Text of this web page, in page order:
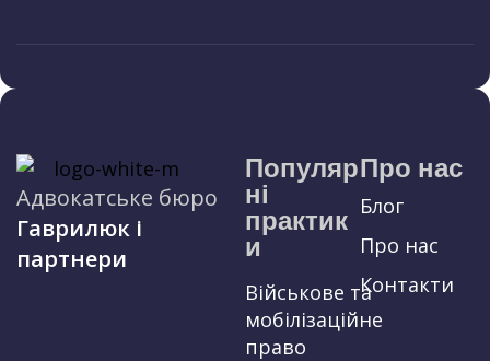
Адвокатське бюро
Гаврилюк і
партнери
Популяр
ні
практик
и
Військове та
мобілізаційне
право
Про нас
Блог
Про нас
Контакти